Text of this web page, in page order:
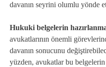
davanın seyrini olumlu yönde
Hukuki belgelerin
avukatlarının önemli
davanın sonucunu
yüzden, avukatlar bu